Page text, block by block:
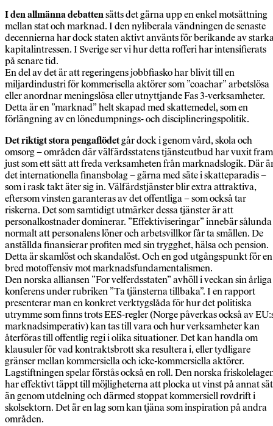
I den allmänna debattensätts det gärna upp en enkel motsättning
mellan stat och marknad. I den nyliberala vändningen de senaste
decennierna har dock staten aktivt använts för berikande av
kapitalintressen. I Sverige ser vi hur detta rofferi har intensifierats
på senare tid.
En del av det är att regeringens jobbfiasko har blivit till en
miljardindustri för kommerisella aktörer som ”coachar” arbetslösa
eller anordnar meningslösa eller utnyttjande Fas 3-verksamheter.
Detta är en ”marknad” helt skapad med skattemedel, som en
förlängning av en lönedumpnings- och disciplineringspolitik.
Det riktigt stora pengaflödetgår dock i genom vård, skola och
omsorg – områden där välfärdsstatens tjänsteutbud har vuxit fram
just som ett sätt att freda verksamheten från marknadslogik. Där
det internationella finansbolag – gärna med säte i skatteparadis –
som i rask takt äter sig in. Välfärdstjänster blir extra attraktiva,
eftersom vinsten garanteras av det offentliga – som också tar
riskerna. Det som samtidigt utmärker dessa tjänster är att
personalkostnader dominerar. ”Effektiviseringar” innebär sålunda
normalt att personalens löner och arbetsvillkor får ta smällen. De
anställda finansierar profiten med sin trygghet, hälsa och pension.
Detta är skamlöst och skandalöst. Och en god utgångspunkt för en
bred motoffensiv mot marknadsfundamentalismen.
Den norska alliansen ”For velferdsstaten” avhöll i veckan sin årliga
konferens under rubriken ”Ta tjänsterna tillbaka”. I en rapport
presenterar man en konkret verktygslåda för hur det politiska
utrymme som finns trots EES-regler (Norge påverkas också av
marknadsimperativ) kan tas till vara och hur verksamheter kan
återföras till offentlig regi i olika situationer. Det kan handla om
klausuler för vad kontraktsbrott ska resultera i, eller tydligare
gränser mellan kommersiella och icke-kommersiella aktörer.
Lagstiftningen spelar förstås också en roll. Den norska
har effektivt täppt till möjligheterna att plocka ut vinst på annat
än genom utdelning och därmed stoppat kommersiell rovdrift i
skolsektorn. Det är en lag som kan tjäna som inspiration på andra
områden.